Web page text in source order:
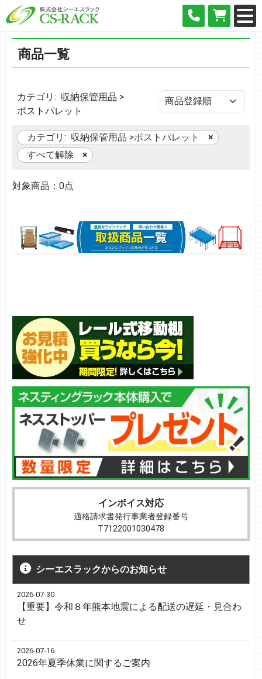
インボイス対応
適格請求書発行事業者登録番号
T7122001030478
シーエスラックからのお知らせ
2026-07-30
【重要】令和８年熊本地震による配送の遅延・見合わ
せ
2026-07-16
2026年夏季休業に関するご案内
商品一覧
カテゴリ: 収納保管用品 >
ポストパレット
カテゴリ: 収納保管用品 >ポストパレット
すべて解除
対象商品：0点